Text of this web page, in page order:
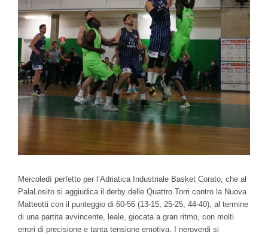
Mercoledì perfetto per l’Adriatica Industriale Basket Corato, che al
PalaLosito si aggiudica il derby delle Quattro Torri contro la Nuova
Matteotti con il punteggio di 60-56 (13-15, 25-25, 44-40), al termine
di una partita avvincente, leale, giocata a gran ritmo, con molti
errori di precisione e tanta tensione emotiva. I neroverdi si